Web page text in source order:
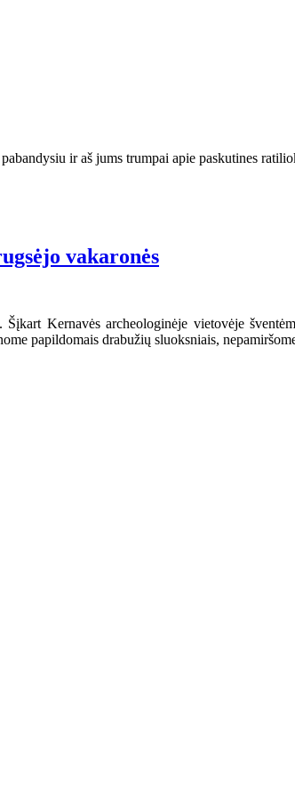
ir aš jums trumpai apie paskutines
vakaronės
Kernavės archeologinėje vietovėje
papildomais drabužių sluoksniais,